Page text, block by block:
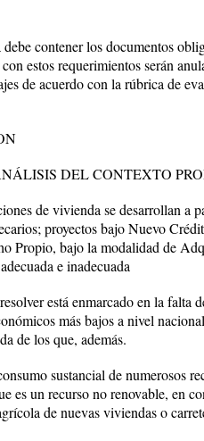
contener los documentos
estos requerimientos serán
de acuerdo con la rúbrica de
DEL CONTEXTO
de vivienda se desarrollan a
proyectos bajo Nuevo
Propio, bajo la modalidad de
e inadecuada
está enmarcado en la falta
más bajos a nivel
de los que, además.
sustancial de numerosos
es un recurso no renovable, en
de nuevas viviendas o